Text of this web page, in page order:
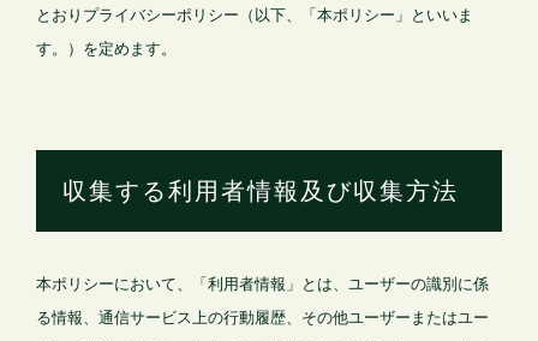
とおりプライバシーポリシー（以下、「本ポリシー」といいま
す。）を定めます。
収集する利用者情報及び収集方法
本ポリシーにおいて、「利用者情報」とは、ユーザーの識別に係
る情報、通信サービス上の行動履歴、その他ユーザーまたはユー